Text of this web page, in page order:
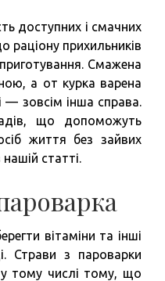
доступних і смачних
раціону прихильників
Смажена
а от курка варена
— зовсім інша справа.
що допоможуть
життя без зайвих
статті.
вітаміни та інші
Страви з пароварки
у тому числі тому, що